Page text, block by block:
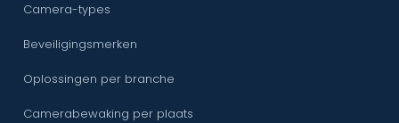
Camera-types
Beveiligingsmerken
Oplossingen per branche
Camerabewaking per plaats